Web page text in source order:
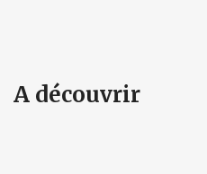
A découvrir